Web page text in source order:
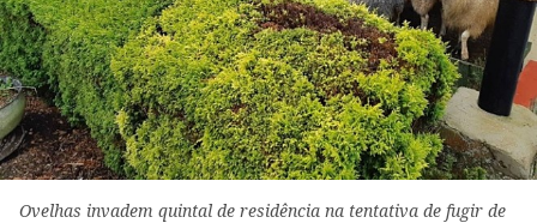
Ovelhas invadem quintal de residência na tentativa de fugir de